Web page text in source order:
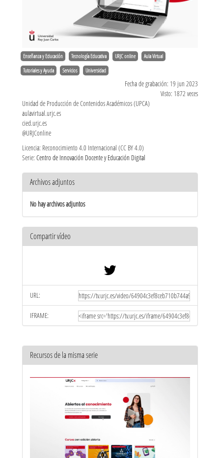
Enseñanza y Educación Tecnología Educativa URJC online Aula Virtual
Tutoriales y Ayuda Servicios Universidad
Fecha de grabación: 19 jun 2023
Visto: 1872 veces
Unidad de Producción de Contenidos Académicos (UPCA)
aulavirtual.urjc.es
cied.urjc.es
@URJConline
Licencia: Reconocimiento 4.0 Internacional (CC BY 4.0)
Serie: Centro de Innovación Docente y Educación Digital
Archivos adjuntos
No hay archivos adjuntos
Compartir vídeo
URL:
IFRAME:
Recursos de la misma serie